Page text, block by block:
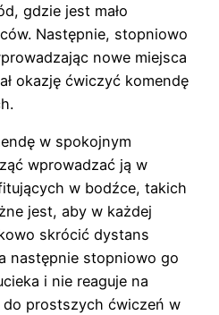
gdzie jest mało
Następnie, stopniowo
nowe miejsca
okazję ćwiczyć komendę
w spokojnym
wprowadzać ją w
w bodźce, takich
jest, aby w każdej
skrócić dystans
następnie stopniowo go
i nie reaguje na
do prostszych ćwiczeń w